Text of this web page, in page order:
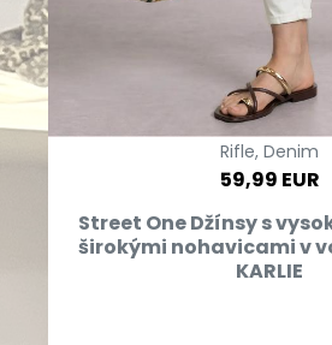
Rifle, Denim
59,99 EUR
Street One Džínsy s
širokými nohavicami v
KARLIE